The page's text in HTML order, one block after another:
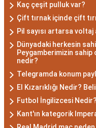
ve derin bir içsel
etkileyici
erkekleri, duygusal
yaklaşımlarıyla
Ancak, bazen
gösterebilirler.
Akrep
Özellikleri:
Kaç çeşit pulluk var?
Çift tırnak içinde çift
Pil sayısı artarsa voltaj
Dünyadaki herkesin
Peygamberimizin sahip
nedir?
Telegramda konum
El Kızarıklığı Nedir?
Futbol İngilizcesi
Kant'ın kategorik